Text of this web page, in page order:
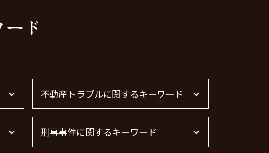
不動産トラブルに関するキーワード
不動産トラブル
不動産賃貸 弁護士
刑事事件に関するキーワード